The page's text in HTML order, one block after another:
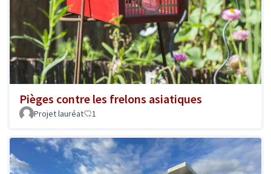
Pièges contre les frelons asiatiques
Projet lauréat 1